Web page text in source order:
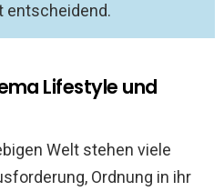
entscheidend.
Lifestyle und
Welt stehen viele
Ordnung in ihr